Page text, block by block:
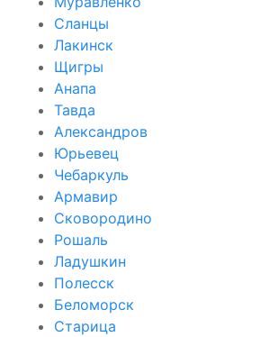
Сланцы
Лакинск
Щигры
Анапа
Тавда
Александров
Юрьевец
Чебаркуль
Армавир
Сковородино
Рошаль
Ладушкин
Полесск
Беломорск
Старица